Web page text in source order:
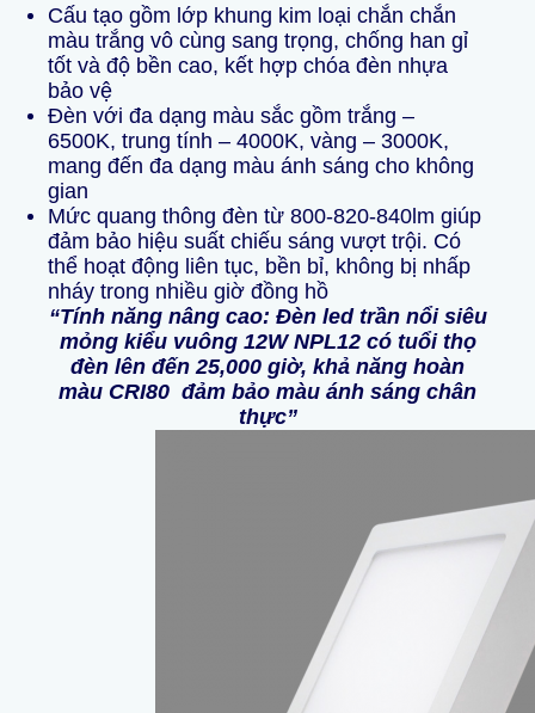
Cấu tạo gồm lớp khung kim loại chắn chắn
màu trắng vô cùng sang trọng, chống han gỉ
tốt và độ bền cao, kết hợp chóa đèn nhựa
bảo vệ
Đèn với đa dạng màu sắc gồm trắng –
6500K, trung tính – 4000K, vàng – 3000K,
mang đến đa dạng màu ánh sáng cho không
gian
Mức quang thông đèn từ 800-820-840lm giúp
đảm bảo hiệu suất chiếu sáng vượt trội. Có
thể hoạt động liên tục, bền bỉ, không bị nhấp
nháy trong nhiều giờ đồng hồ
“Tính năng nâng cao: Đèn led trần nổi siêu
mỏng kiểu vuông 12W NPL12 có tuổi thọ
đèn lên đến 25,000 giờ, khả năng hoàn
màu CRI80 đảm bảo màu ánh sáng chân
thực”